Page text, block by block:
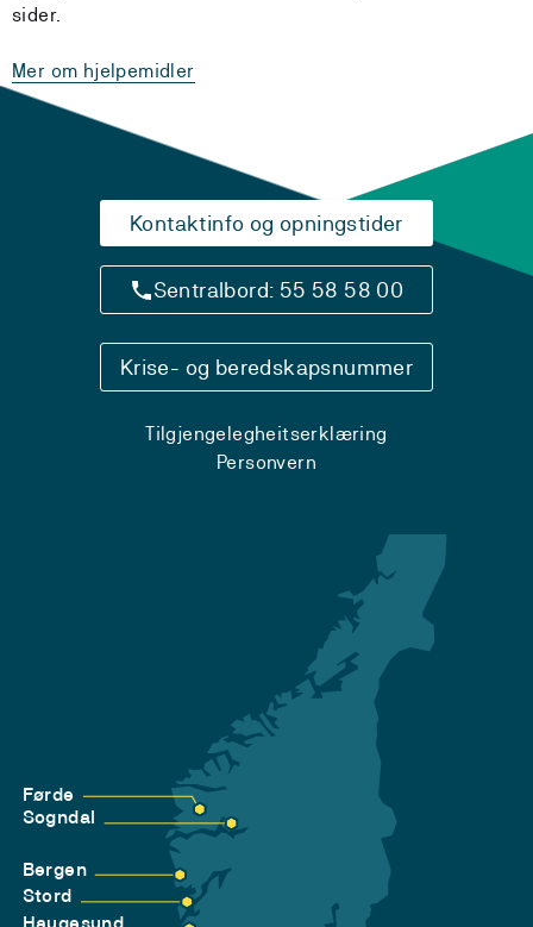
sider.
Mer om hjelpemidler
Kontaktinfo og opningstider
Sentralbord: 55 58 58 00
Krise- og beredskapsnummer
Tilgjengelegheitserklæring
Personvern
Førde
Sogndal
Bergen
Stord